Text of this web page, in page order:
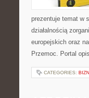
prezentuje temat w
działalnością
europejskich oraz
Przemoc. Portal
CATEGORIES: